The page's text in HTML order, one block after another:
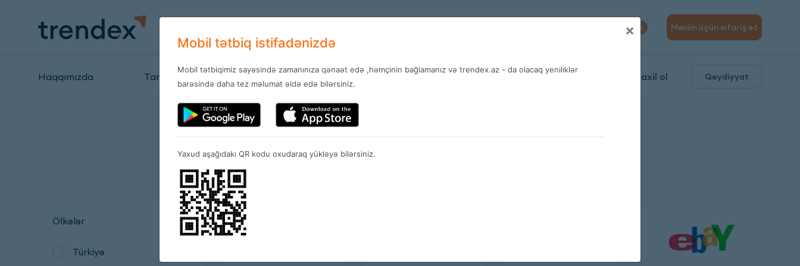
0 Mənim üçün sifariş et
Haqqımızda Tariflər Mağazalar Xidmətlər Daxil ol Qeydiyyat
Mağazalar
Ölkələr
Türkiyə
×
Mobil tətbiq istifadənizdə
Mobil tətbiqimiz sayəsində zamanınıza qənaət edə ,həmçinin bağlamanız və trendex.az - da olacaq yeniliklər
barəsində daha tez məlumat əldə edə bilərsiniz.
Yaxud aşağıdakı QR kodu oxudaraq yükləyə bilərsiniz.